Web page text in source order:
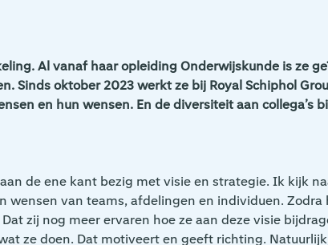
Al vanaf haar opleiding Onderwijskunde is ze
Sinds oktober 2023 werkt ze bij Royal Schiphol
en hun wensen. En de diversiteit aan collega’s
de ene kant bezig met visie en strategie. Ik kijk
van teams, afdelingen en individuen. Zodra
zij nog meer ervaren hoe ze aan deze visie
ze doen. Dat motiveert en geeft richting.